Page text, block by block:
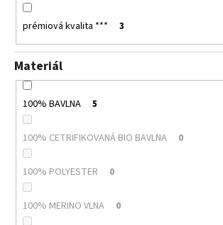
prémiová kvalita *** 3
Materiál
100% BAVLNA 5
100% CETRIFIKOVANÁ BIO BAVLNA 0
100% POLYESTER 0
100% MERINO VLNA 0